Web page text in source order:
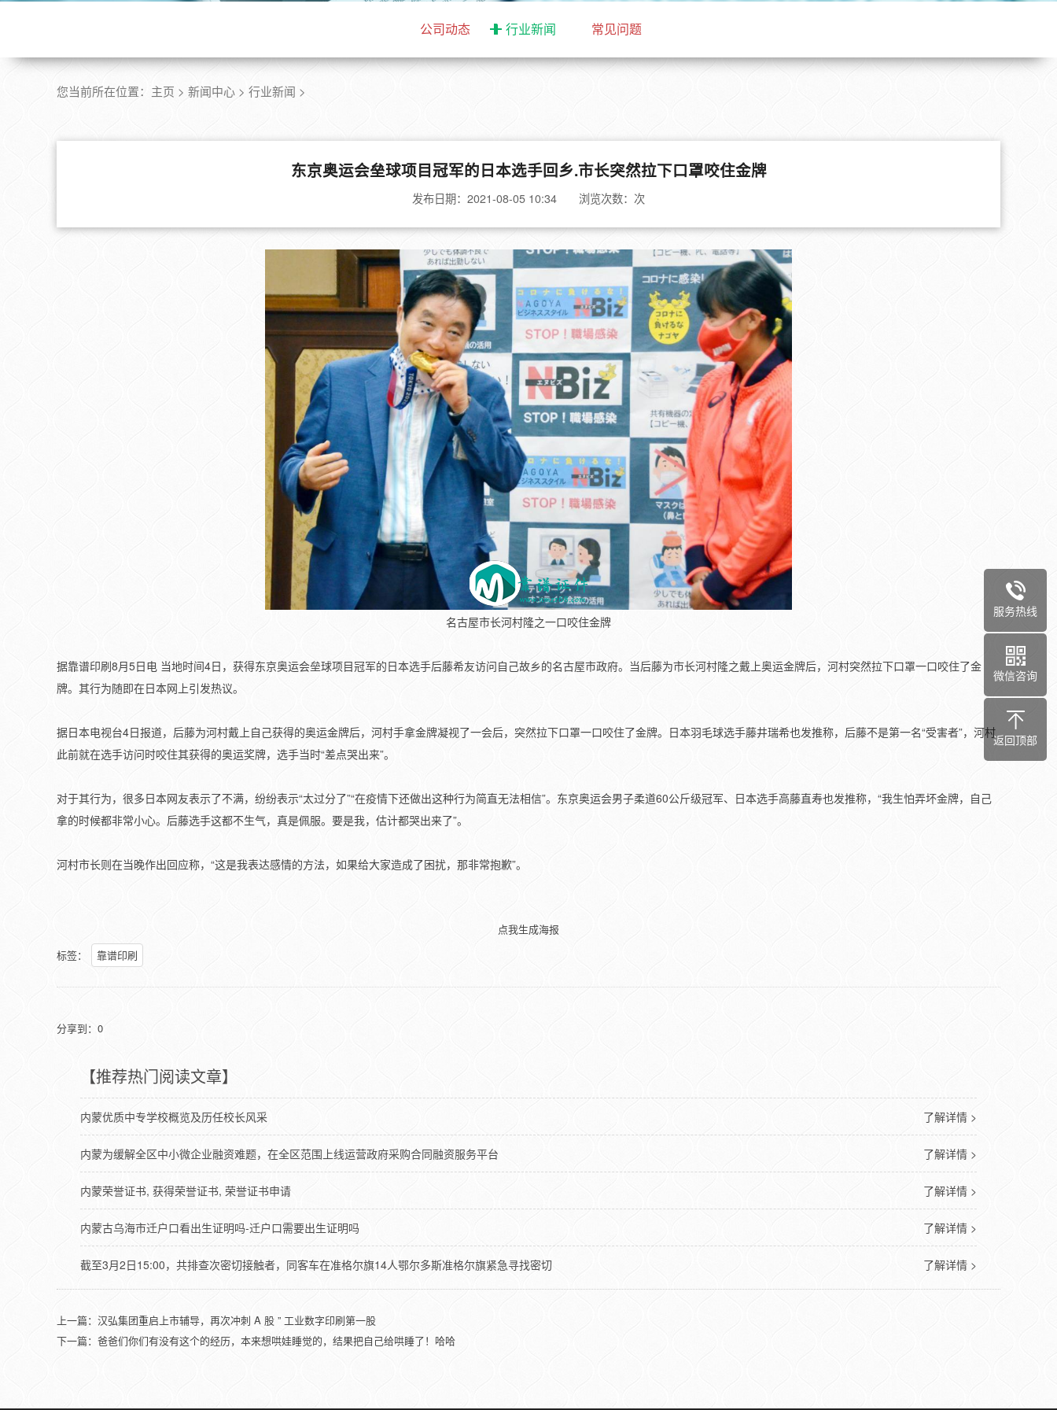
公司动态 行业新闻 常见问题
您当前所在位置： 主页 > 新闻中心 > 行业新闻 >
东京奥运会垒球项目冠军的日本选手回乡.市长突然拉下口罩咬住金牌
发布日期：2021-08-05 10:34 浏览次数： 次
名古屋市长河村隆之一口咬住金牌
据靠谱印刷8月5日电 当地时间4日，获得东京奥运会垒球项目冠军的日本选手后藤希友访问自己故乡的名古屋市政府。当后藤为市长河村隆之戴上奥运金牌后，河村突然拉下口罩一口咬住了金
牌。其行为随即在日本网上引发热议。
据日本电视台4日报道，后藤为河村戴上自己获得的奥运金牌后，河村手拿金牌凝视了一会后，突然拉下口罩一口咬住了金牌。日本羽毛球选手藤井瑞希也发推称，后藤不是第一名“受害者”，河村
此前就在选手访问时咬住其获得的奥运奖牌，选手当时“差点哭出来”。
对于其行为，很多日本网友表示了不满，纷纷表示“太过分了”“在疫情下还做出这种行为简直无法相信”。东京奥运会男子柔道60公斤级冠军、日本选手高藤直寿也发推称，“我生怕弄坏金牌，自己
拿的时候都非常小心。后藤选手这都不生气，真是佩服。要是我，估计都哭出来了”。
河村市长则在当晚作出回应称，“这是我表达感情的方法，如果给大家造成了困扰，那非常抱歉”。
点我生成海报
标签：
靠谱印刷
分享到： 0
【推荐热门阅读文章】
了解详情 >
内蒙优质中专学校概览及历任校长风采
了解详情 >
内蒙为缓解全区中小微企业融资难题，在全区范围上线运营政府采购合同融资服务平台
了解详情 >
内蒙荣誉证书, 获得荣誉证书, 荣誉证书申请
了解详情 >
内蒙古乌海市迁户口看出生证明吗-迁户口需要出生证明吗
了解详情 >
截至3月2日15:00，共排查次密切接触者，同客车在准格尔旗14人鄂尔多斯准格尔旗紧急寻找密切
上一篇： 汉弘集团重启上市辅导，再次冲刺 A 股 ” 工业数字印刷第一股
下一篇： 爸爸们你们有没有这个的经历，本来想哄娃睡觉的，结果把自己给哄睡了！哈哈
服务热线
微信咨询
返回顶部